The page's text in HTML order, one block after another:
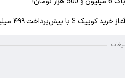
آغاز خرید کوییک S با پیش‌پرداخت ۴۹۹ میلیونی